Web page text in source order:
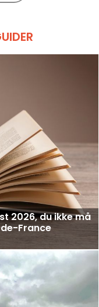
2026, du ikke må
France